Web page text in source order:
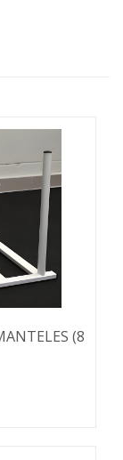
(8